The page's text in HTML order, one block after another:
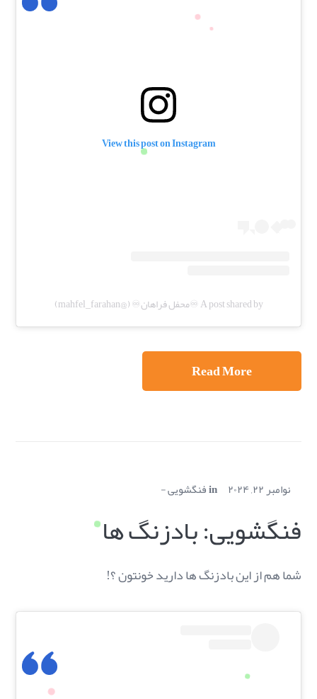
View this post on Instagram
A post shared by ♾️محفل فراهان♾️ (@mahfel_farahan)
Read More
نوامبر ۲۲, ۲۰۲۴ inفنگشویی
فنگشویی: بادزنگ ها
شما هم از این بادزنگ ها دارید خونتون ؟!